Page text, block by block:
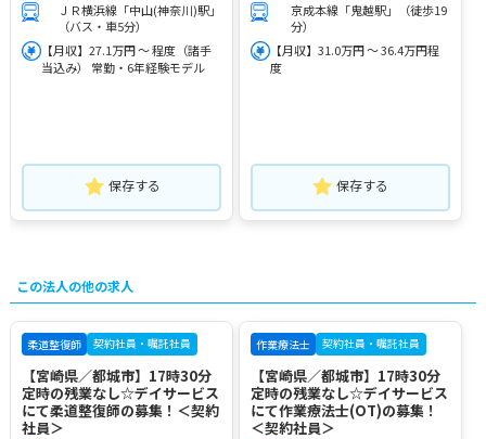
ＪＲ横浜線「中山(神奈川)駅」
（バス・車5分）
【月収】27.1万円 ～ 程度（諸手
当込み） 常勤・6年経験モデル
保存する
京成本線「鬼越駅」（徒歩19
分）
【月収】31.0万円 ～ 36.4万円程
度
保存する
この法人の他の求人
柔道整復師 契約社員・嘱託社員
【宮崎県／都城市】17時30分
定時の残業なし☆デイサービス
にて柔道整復師の募集！＜契約
社員＞
作業療法士 契約社員・嘱託社員
【宮崎県／都城市】17時30分
定時の残業なし☆デイサービス
にて作業療法士(OT)の募集！
＜契約社員＞